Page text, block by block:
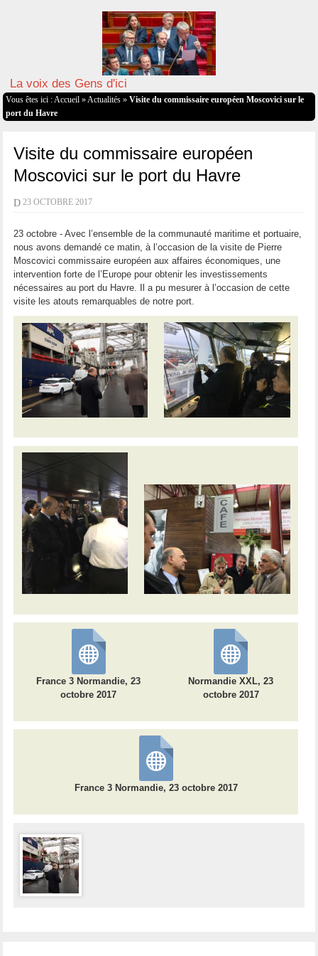
La voix des Gens d'ici
Vous êtes ici : Accueil » Actualités» Visite du commissaire européen Moscovici sur le
port du Havre
Visite du commissaire européen
Moscovici sur le port du Havre
D 23 OCTOBRE 2017
23 octobre - Avec l’ensemble de la communauté maritime et portuaire,
nous avons demandé ce matin, à l’occasion de la visite de Pierre
Moscovici commissaire européen aux affaires économiques, une
intervention forte de l’Europe pour obtenir les investissements
nécessaires au port du Havre. Il a pu mesurer à l’occasion de cette
visite les atouts remarquables de notre port.
France 3 Normandie, 23
octobre 2017
Normandie XXL, 23
octobre 2017
France 3 Normandie, 23 octobre 2017